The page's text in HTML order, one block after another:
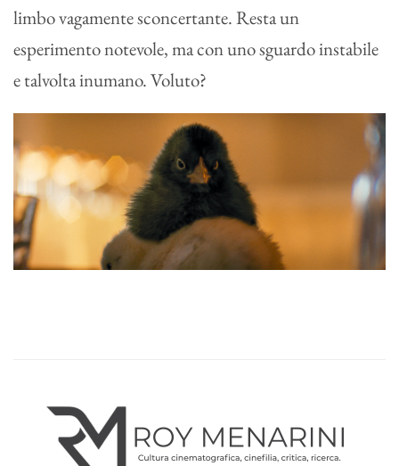
limbo vagamente sconcertante. Resta un
esperimento notevole, ma con uno sguardo instabile
e talvolta inumano. Voluto?